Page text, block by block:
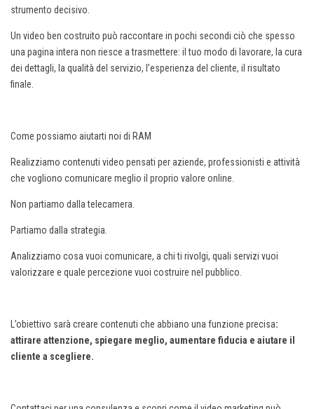
strumento decisivo.
Un video ben costruito può raccontare in pochi secondi ciò che spesso
una pagina intera non riesce a trasmettere: il tuo modo di lavorare, la cura
dei dettagli, la qualità del servizio, l’esperienza del cliente, il risultato
finale.
Come possiamo aiutarti noi di RAM
Realizziamo contenuti video pensati per aziende, professionisti e attività
che vogliono comunicare meglio il proprio valore online.
Non partiamo dalla telecamera.
Partiamo dalla strategia.
Analizziamo cosa vuoi comunicare, a chi ti rivolgi, quali servizi vuoi
valorizzare e quale percezione vuoi costruire nel pubblico.
L’obiettivo sarà creare contenuti che abbiano una funzione precisa:
attirare attenzione, spiegare meglio, aumentare fiducia e aiutare il
cliente a scegliere.